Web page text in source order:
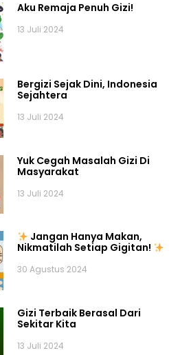
Aku Remaja Penuh Gizi!
13 Juli 2024
Bergizi Sejak Dini, Indonesia
Sejahtera
13 Juli 2024
Yuk Cegah Masalah Gizi Di
Masyarakat
13 Juli 2024
Jangan Hanya Makan,
Nikmatilah Setiap Gigitan!
30 Agustus 2024
Gizi Terbaik Berasal Dari
Sekitar Kita
13 Juli 2024